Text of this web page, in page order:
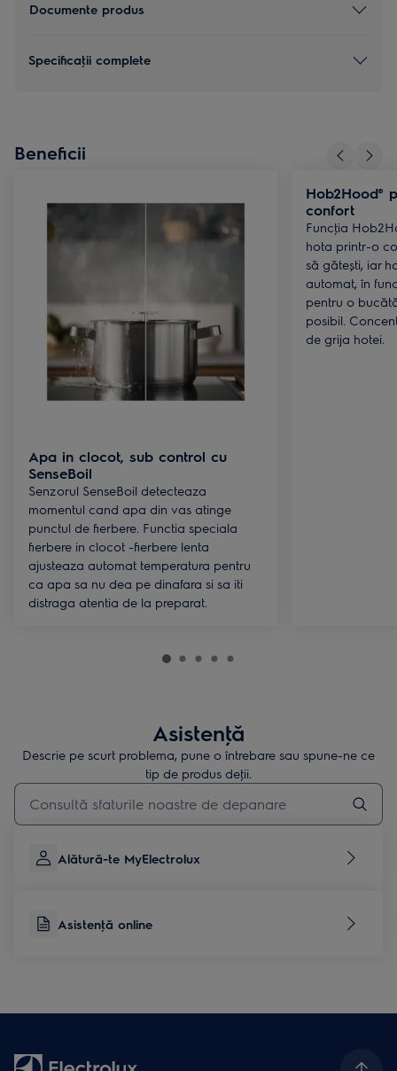
Documente produs
Specificaţii complete
Beneficii
Apa in clocot, sub control cu
SenseBoil
Senzorul SenseBoil detecteaza
momentul cand apa din vas atinge
punctul de fierbere. Functia speciala
fierbere in clocot -fierbere lenta
ajusteaza automat temperatura pentru
ca apa sa nu dea pe dinafara si sa iti
distraga atentia de la preparat.
Hob2Hood®
confort
Funcţia
hota printr-o
să gătești, iar
automat, în
pentru o
posibil.
de grija hotei.
Asistenţă
Descrie pe scurt problema, pune o întrebare sau spune-ne ce
tip de produs deţii.
Type to search for support articles
Alătură-te MyElectrolux
Asistenţă online